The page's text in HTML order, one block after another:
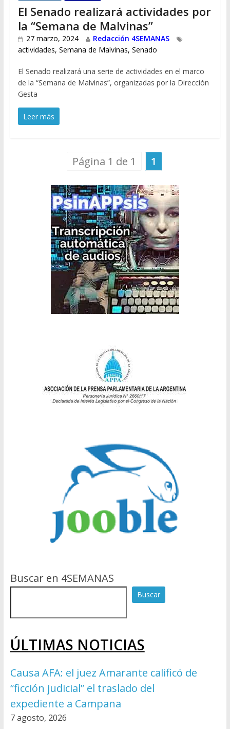
El Senado realizará actividades por
la “Semana de Malvinas”
27 marzo, 2024
Redacción 4SEMANAS
actividades, Semana de Malvinas, Senado
El Senado realizará una serie de actividades en el marco
de la “Semana de Malvinas”, organizadas por la Dirección
Gesta
Leer más
Página 1 de 1 1
Buscar en 4SEMANAS
Buscar
ÚLTIMAS NOTICIAS
Causa AFA: el juez Amarante calificó de
“ficción judicial” el traslado del
expediente a Campana
7 agosto, 2026